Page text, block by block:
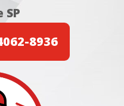
SP
8936